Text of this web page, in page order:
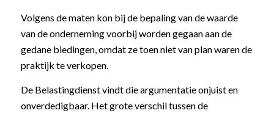
Volgens de maten kon bij de bepaling van de waarde
van de onderneming voorbij worden gegaan aan de
gedane biedingen, omdat ze toen niet van plan waren de
praktijk te verkopen.
De Belastingdienst vindt die argumentatie onjuist en
onverdedigbaar. Het grote verschil tussen de